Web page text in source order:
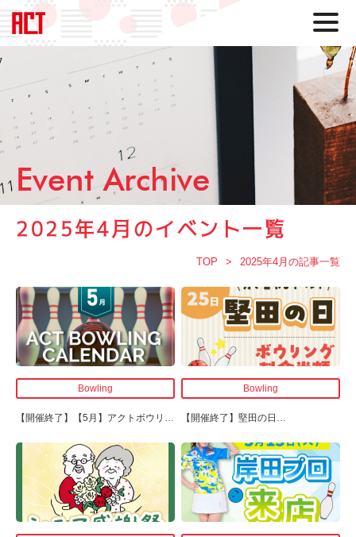
Event Archive
2025年4月のイベント一覧
TOP 2025年4月の記事一覧
Bowling
【開催終了】 【5月】アクトボウリ …
Bowling
【開催終了】堅田の日 …